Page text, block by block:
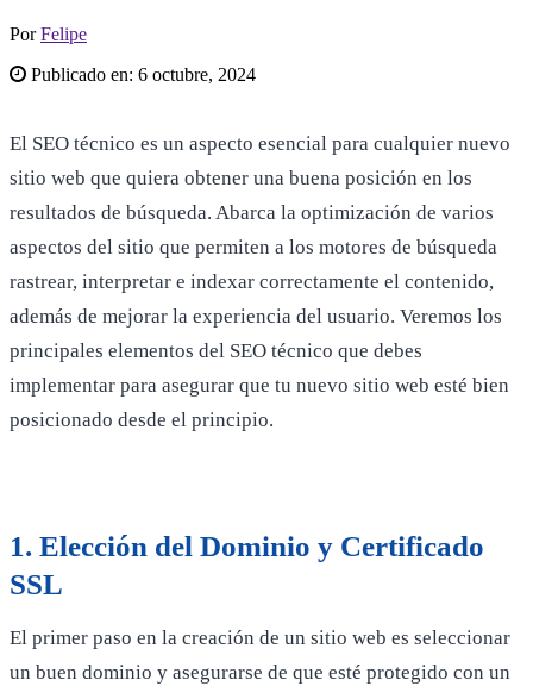
PorFelipe
Publicado en: 6 octubre, 2024
El SEO técnico es un aspecto esencial para cualquier nuevo
sitio web que quiera obtener una buena posición en los
resultados de búsqueda. Abarca la optimización de varios
aspectos del sitio que permiten a los motores de búsqueda
rastrear, interpretar e indexar correctamente el contenido,
además de mejorar la experiencia del usuario. Veremos los
principales elementos del SEO técnico que debes
implementar para asegurar que tu nuevo sitio web esté bien
posicionado desde el principio.
1. Elección del Dominio y Certificado
SSL
El primer paso en la creación de un sitio web es seleccionar
un buen dominio y asegurarse de que esté protegido con un